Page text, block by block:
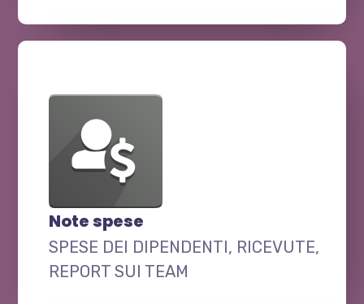
Note spese
SPESE DEI DIPENDENTI, RICEVUTE,
REPORT SUI TEAM